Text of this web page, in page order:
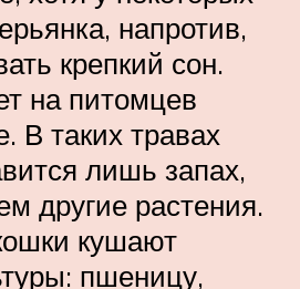
напротив,
крепкий сон.
на питомцев
В таких травах
лишь запах,
другие растения.
кушают
пшеницу,